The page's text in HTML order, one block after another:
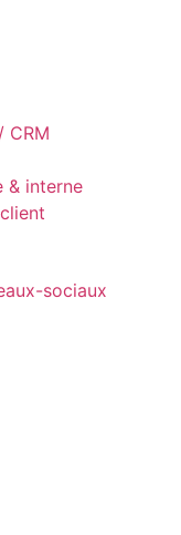
CRM
& interne